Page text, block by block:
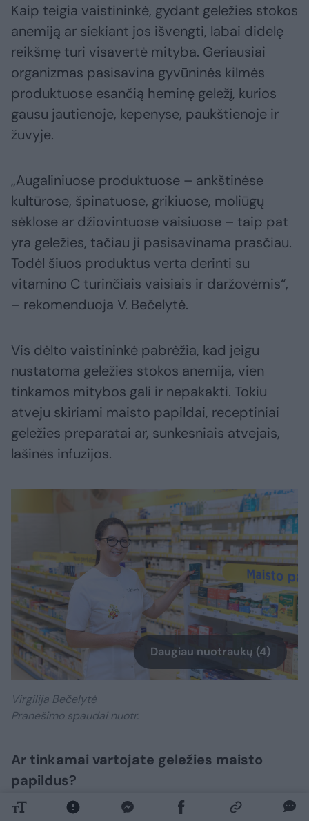
Kaip teigia vaistininkė, gydant geležies stokos
anemiją ar siekiant jos išvengti, labai didelę
reikšmę turi visavertė mityba. Geriausiai
organizmas pasisavina gyvūninės kilmės
produktuose esančią heminę geležį, kurios
gausu jautienoje, kepenyse, paukštienoje ir
žuvyje.
„Augaliniuose produktuose – ankštinėse
kultūrose, špinatuose, grikiuose, moliūgų
sėklose ar džiovintuose vaisiuose – taip pat
yra geležies, tačiau ji pasisavinama prasčiau.
Todėl šiuos produktus verta derinti su
vitamino C turinčiais vaisiais ir daržovėmis“,
– rekomenduoja V. Bečelytė.
Vis dėlto vaistininkė pabrėžia, kad jeigu
nustatoma geležies stokos anemija, vien
tinkamos mitybos gali ir nepakakti. Tokiu
atveju skiriami maisto papildai, receptiniai
geležies preparatai ar, sunkesniais atvejais,
lašinės infuzijos.
Daugiau nuotraukų (4)
Virgilija Bečelytė
Pranešimo spaudai nuotr.
Ar tinkamai vartojate geležies maisto
papildus?